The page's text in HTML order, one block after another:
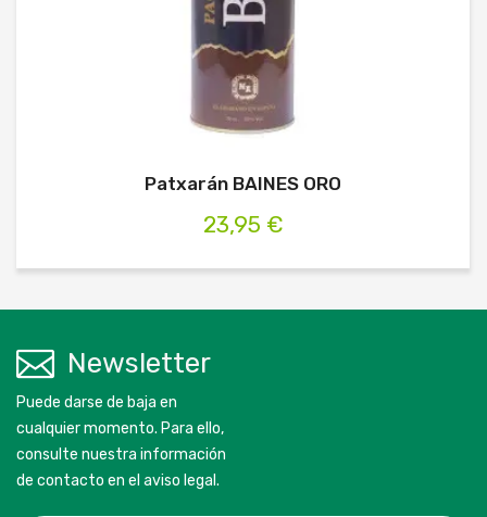
Patxarán BAINES ORO
23,95 €
Newsletter
Puede darse de baja en
cualquier momento. Para ello,
consulte nuestra información
de contacto en el aviso legal.